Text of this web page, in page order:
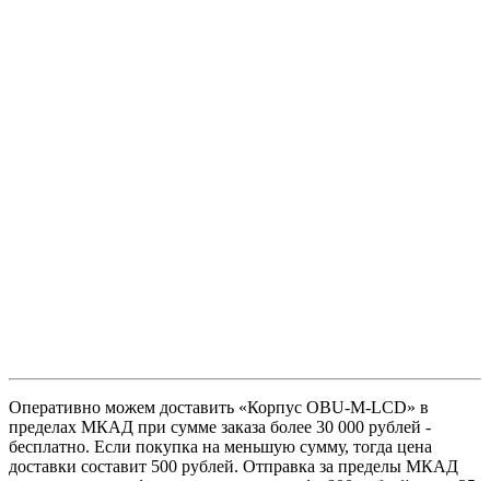
Оперативно можем доставить «Корпус OBU-M-LCD» в
пределах МКАД при сумме заказа более 30 000 рублей -
бесплатно. Если покупка на меньшую сумму, тогда цена
доставки составит 500 рублей. Отправка за пределы МКАД